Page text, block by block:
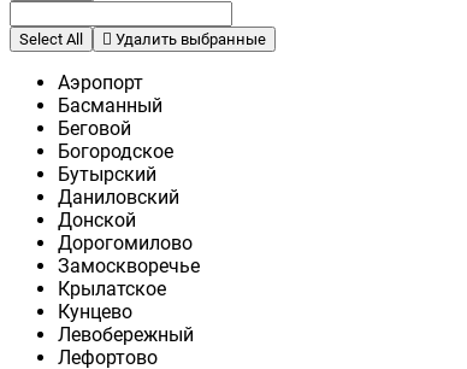
Select All Удалить выбранные
Аэропорт
Басманный
Беговой
Богородское
Бутырский
Даниловский
Донской
Дорогомилово
Замоскворечье
Крылатское
Кунцево
Левобережный
Лефортово